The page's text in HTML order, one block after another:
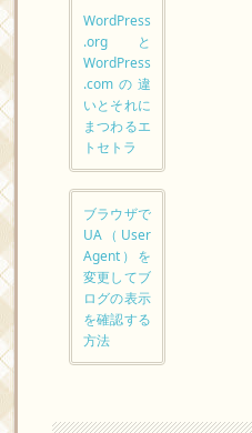
WordPress
.orgと
WordPress
.comの違
いとそれに
まつわるエ
トセトラ
ブラウザで
UA（User
Agent）を
変更してブ
ログの表示
を確認する
方法